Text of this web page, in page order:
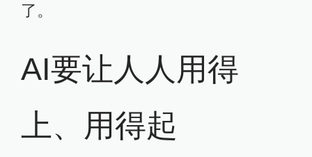
了。
AI要让人人用得
上、用得起